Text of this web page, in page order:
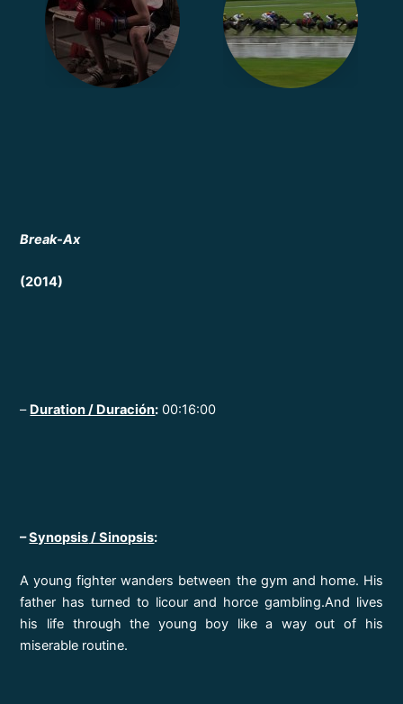
Break-Ax
(2014)
– Duration / Duración: 00:16:00
–Synopsis/ Sinopsis:
A young fighter wanders between the gym and home. His
father has turned to licour and horce gambling.And lives
his life through the young boy like a way out of his
miserable routine.